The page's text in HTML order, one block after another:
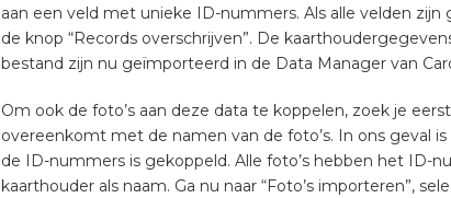
aan een veld met unieke ID-nummers. Als alle velden zijn
de knop “Records overschrijven”. De
bestand zijn nu geïmporteerd in de Data Manager van
Om ook de foto’s aan deze data te koppelen, zoek je
overeenkomt met de namen van de foto’s. In ons geval
de ID-nummers is gekoppeld. Alle foto’s hebben het ID-
kaarthouder als naam. Ga nu naar “Foto’s importeren”,